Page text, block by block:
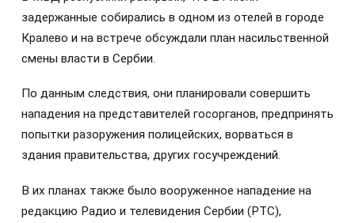
задержанные собирались в одном из отелей в городе
Кралево и на встрече обсуждали план насильственной
смены власти в Сербии.
По данным следствия, они планировали совершить
нападения на представителей госорганов, предпринять
попытки разоружения полицейских, ворваться в
здания правительства, других госучреждений.
В их планах также было вооруженное нападение на
редакцию Радио и телевидения Сербии (РТС),